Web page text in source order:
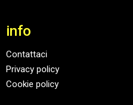
info
Contattaci
Privacy policy
Cookie policy